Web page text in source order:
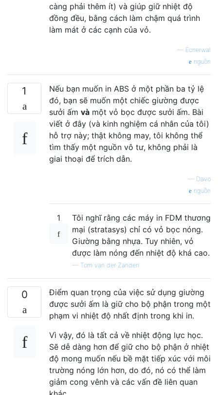
càng phải thêm ít) và giúp giữ nhiệt độ
đồng đều, bằng cách làm chậm quá trình
làm mát ở các cạnh của vỏ.
— Ecnerwal
nguồn
1
Nếu bạn muốn in ABS ở một phần ba tỷ lệ
đó, bạn sẽ muốn một chiếc giường được
sưởi ấm và một vỏ bọc được sưởi ấm. Bài
viết ở đây (và kinh nghiệm cá nhân của tôi)
hỗ trợ này; thật không may, tôi không thể
tìm thấy một nguồn vô tư, không phải là
giai thoại để trích dẫn.
— Davo
nguồn
1
Tôi nghĩ rằng các máy in FDM thương
mại (stratasys) chỉ có vỏ bọc nóng.
Giường bằng nhựa. Tuy nhiên, vỏ
được làm nóng đến nhiệt độ khá cao.
— Tom van der Zanden
0
Điểm quan trọng của việc sử dụng giường
được sưởi ấm là giữ cho bộ phận trong một
phạm vi nhiệt độ nhất định trong khi in.
Vì vậy, đó là tất cả về nhiệt động lực học.
Sẽ dễ dàng hơn để giữ cho bộ phận ở nhiệt
độ mong muốn nếu bề mặt tiếp xúc với môi
trường nóng lớn hơn, do đó, nó có thể làm
giảm cong vênh và các vấn đề liên quan